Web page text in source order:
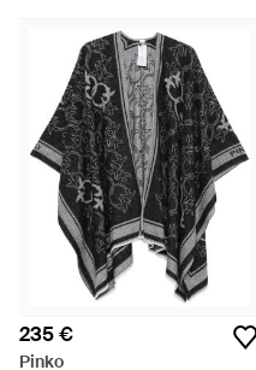
235 €
Pinko